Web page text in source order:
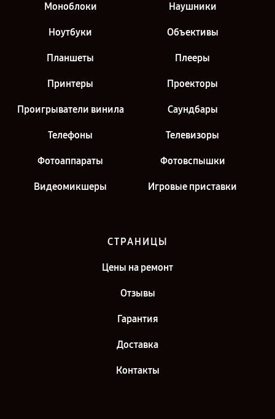
Моноблоки Наушники
Ноутбуки Объективы
Планшеты Плееры
Принтеры Проекторы
Проигрыватели винила Саундбары
Телефоны Телевизоры
Фотоаппараты Фотовспышки
Видеомикшеры Игровые приставки
СТРАНИЦЫ
Цены на ремонт
Отзывы
Гарантия
Доставка
Контакты